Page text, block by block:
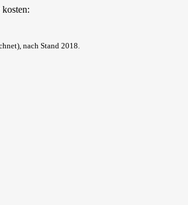
nach Stand 2018.